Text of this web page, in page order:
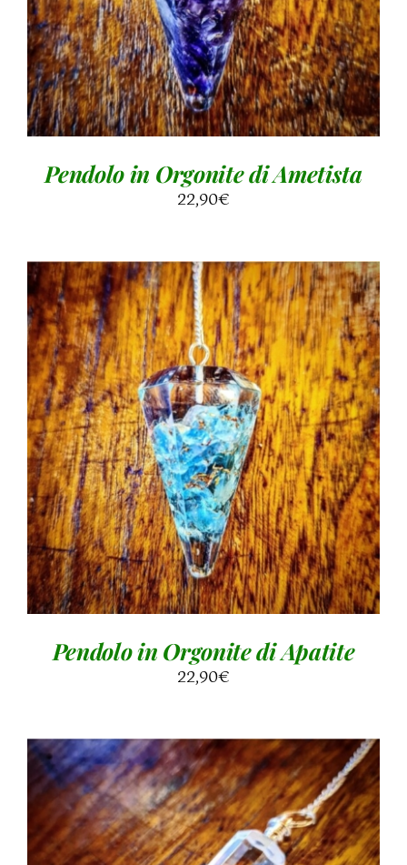
Pendolo in Orgonite di Ametista
22,90€
AGGIUNGI AL CARRELLO / DETTAGLI
Pendolo in Orgonite di Apatite
22,90€